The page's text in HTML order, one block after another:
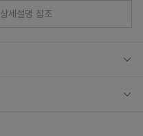
상세설명 참조